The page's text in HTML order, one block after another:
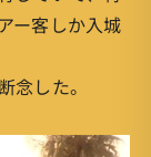
ー客しか入城
念した。